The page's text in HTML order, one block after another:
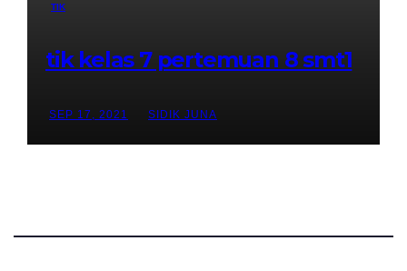
TIK
tik kelas 7 pertemuan 8 smt1
SEP 17, 2021 SIDIK JUNA